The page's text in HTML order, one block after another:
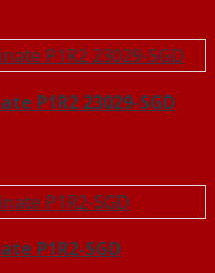
P1R2 23029-SGD
P1R2-SGD